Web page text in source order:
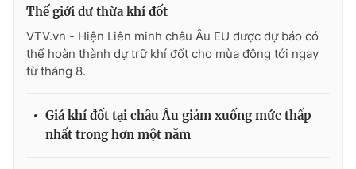
Ðiện thoại Thời báo VTV:024.66 897 897
Email: toasoan@vtv.vn
Liên hệ quảng cáo:024-7300.7108
Thế giới dư thừa khí đốt
VTV.vn - Hiện Liên minh châu Âu EU được dự báo có
thể hoàn thành dự trữ khí đốt cho mùa đông tới ngay
từ tháng 8.
Giá khí đốt tại châu Âu giảm xuống mức thấp
nhất trong hơn một năm